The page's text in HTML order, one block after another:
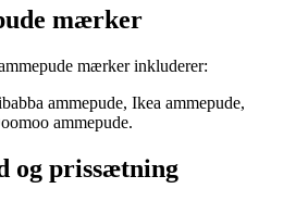
mærker
mærker inkluderer:
ammepude, Ikea ammepude,
ammepude.
og prissætning